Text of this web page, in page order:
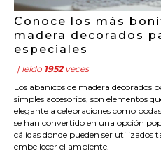
Conoce los más
madera decorados
especiales
| leído 1952veces
Los abanicos de madera decorados
simples accesorios, son elementos
elegante a celebraciones como
se han convertido en una opción
cálidas donde pueden ser utilizados
embellecer el ambiente.